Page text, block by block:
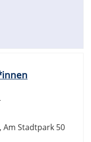
Am Stadtpark 50